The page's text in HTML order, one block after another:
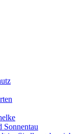
Sonnentau